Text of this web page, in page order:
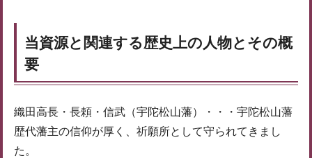
当資源と関連する歴史上の人物とその概
要
織田高長・長頼・信武（宇陀松山藩）・・・宇陀松山藩
歴代藩主の信仰が厚く、祈願所として守られてきまし
た。